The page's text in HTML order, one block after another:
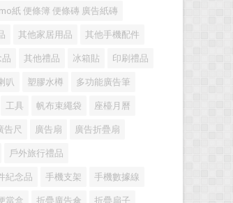
紙 便條簿 便條磚 廣告紙磚
其他家居用品 其他手機配件
其他禮品 冰箱貼 印刷禮品
叭 塑膠水樽 多功能廣告筆
工具 帆布束繩袋 座檯月曆
告尺 廣告扇 廣告折疊扇
戶外旅行禮品
紀念品 手機支架 手機數據線
當盒 折疊廣告傘 折疊扇子